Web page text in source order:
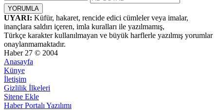
UYARI: Küfür, hakaret, rencide edici cümleler veya imalar,
inançlara saldırı içeren, imla kuralları ile yazılmamış,
Türkçe karakter kullanılmayan ve büyük harflerle yazılmış yorumlar
onaylanmamaktadır.
Haber 27 © 2004
Anasayfa
Künye
İletişim
Gizlilik İlkeleri
Sitene Ekle
Haber Portalı Yazılımı